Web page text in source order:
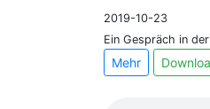
2019-10-23
Ein Gespräch in
Mehr